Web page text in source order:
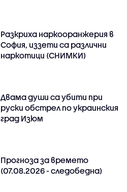
Разкриха наркооранжерия в
София, иззети са различни
наркотици (СНИМКИ)
Двама души са убити при
руски обстрeл по украинския
град Изюм
Прогноза за времето
(07.08.2026 - следобедна)